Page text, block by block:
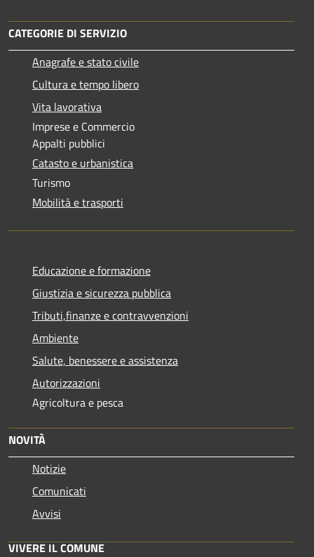
CATEGORIE DI SERVIZIO
Anagrafe e stato civile
Cultura e tempo libero
Vita lavorativa
Imprese e Commercio
Appalti pubblici
Catasto e urbanistica
Turismo
Mobilità e trasporti
Educazione e formazione
Giustizia e sicurezza pubblica
Tributi,finanze e contravvenzioni
Ambiente
Salute, benessere e assistenza
Autorizzazioni
Agricoltura e pesca
NOVITÀ
Notizie
Comunicati
Avvisi
VIVERE IL COMUNE